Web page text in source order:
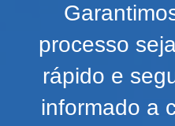
processo
rápido e
informado a